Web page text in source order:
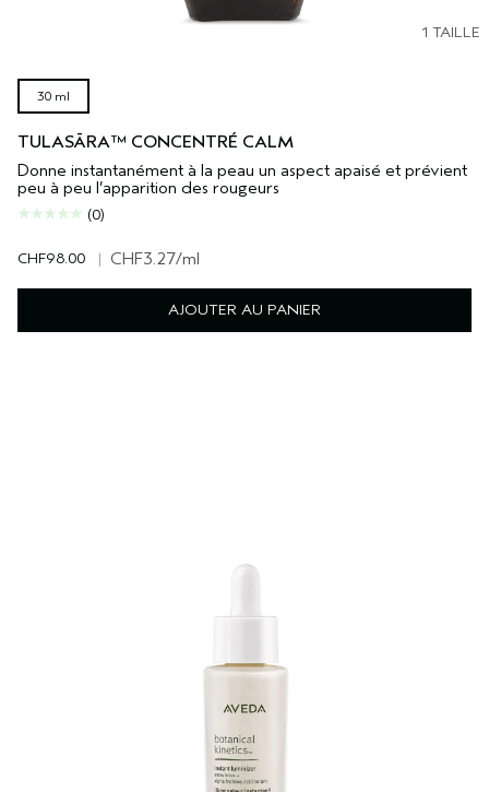
1 TAILLE
30 ml
TULASĀRA™ CONCENTRÉ CALM
Donne instantanément à la peau un aspect apaisé et prévient
peu à peu l’apparition des rougeurs
(0)
CHF98.00 | CHF3.27/ml
AJOUTER AU PANIER